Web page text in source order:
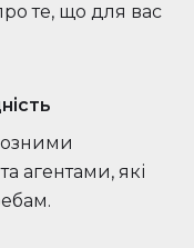
те, що для вас
агентами, які